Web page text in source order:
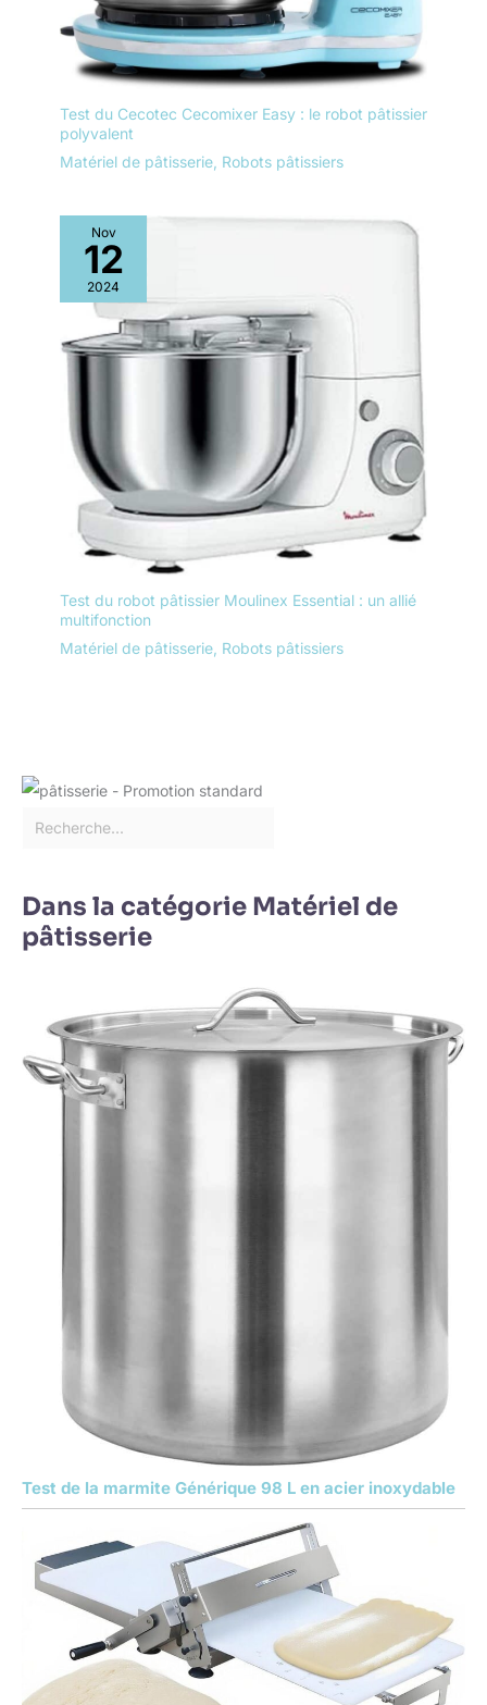
Test du Cecotec Cecomixer Easy : le robot pâtissier
polyvalent
Matériel de pâtisserie Robots pâtissiers
Nov
12
2024
Test du robot pâtissier Moulinex Essential : un allié
multifonction
Matériel de pâtisserie, Robots pâtissiers
Dans la catégorie Matériel de
pâtisserie
Test de la marmite Générique 98 L en acier inoxydable